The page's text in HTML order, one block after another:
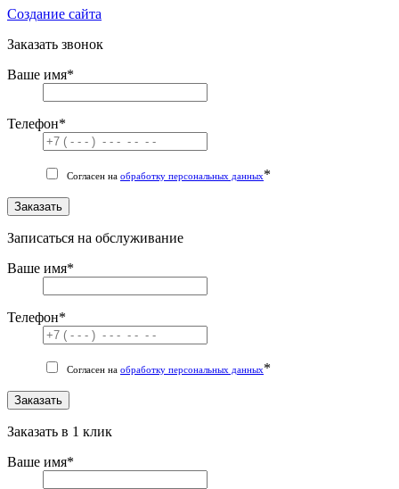
Cоздание сайта
Заказать звонок
Ваше имя*
Телефон*
Согласен на обработку персональных данных*
Заказать
Записаться на обслуживание
Ваше имя*
Телефон*
Согласен на обработку персональных данных*
Заказать
Заказать в 1 клик
Ваше имя*